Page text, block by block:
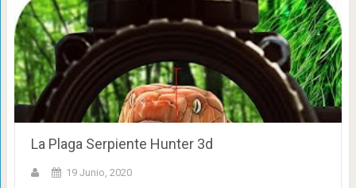
La Plaga Serpiente Hunter 3d
19 Junio, 2020